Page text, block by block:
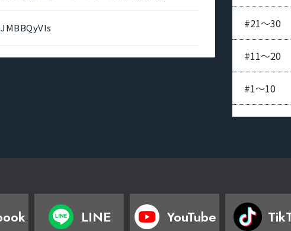
#21〜30
#11〜20
#1〜10
LINE YouTube